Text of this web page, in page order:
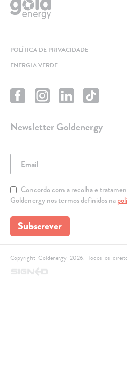
POLÍTICA DE PRIVACIDADE
ENERGIA VERDE
Newsletter Goldenergy
Concordo com a recolha e
Goldenergy nos termos definidos na
Subscrever
Copyright Goldenergy 2026. Todos os